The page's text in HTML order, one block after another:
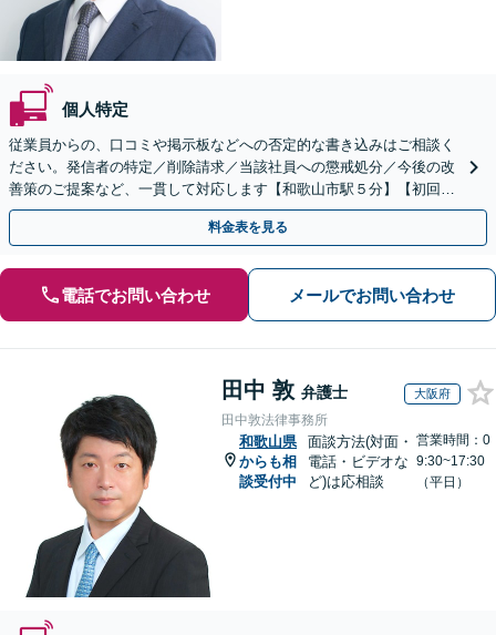
個人特定
従業員からの、口コミや掲示板などへの否定的な書き込みはご相談く
ださい。発信者の特定／削除請求／当該社員への懲戒処分／今後の改
善策のご提案など、一貫して対応します【和歌山市駅５分】【初回相
談30分無料】書き込みを行わせない職場環境整備にも注力
料金表を見る
電話でお問い合わせ メールでお問い合わせ
田中 敦 弁護士 大阪府
田中敦法律事務所
和歌山県
からも相
談受付中
面談方法(対面・
電話・ビデオな
ど)は応相談
営業時間：0
9:30~17:30
（平日）